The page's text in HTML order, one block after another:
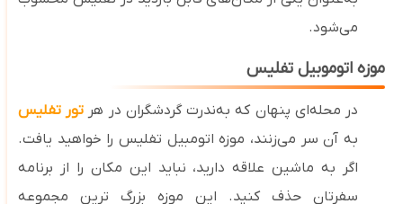
می‌شود.
موزه اتوموبیل تفلیس
در محله‌ای پنهان که به‌ندرت گردشگران در هرتور تفلیس
به آن سر می‌زنند، موزه اتومبیل تفلیس را خواهید یافت.
اگر به ماشین علاقه دارید، نباید این مکان را از برنامه
سفرتان حذف کنید. این موزه بزرگ‌ ترین مجموعه